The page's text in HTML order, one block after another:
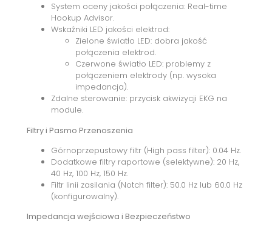
System oceny jakości połączenia: Real-time
Hookup Advisor.
Wskaźniki LED jakości elektrod:
Zielone światło LED: dobra jakość
połączenia elektrod.
Czerwone światło LED: problemy z
połączeniem elektrody (np. wysoka
impedancja).
Zdalne sterowanie: przycisk akwizycji EKG na
module.
Filtry i Pasmo Przenoszenia
Górnoprzepustowy filtr (High pass filter): 0.04 Hz.
Dodatkowe filtry raportowe (selektywne): 20 Hz,
40 Hz, 100 Hz, 150 Hz.
Filtr linii zasilania (Notch filter): 50.0 Hz lub 60.0 Hz
(konfigurowalny).
Impedancja wejściowa i Bezpieczeństwo